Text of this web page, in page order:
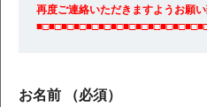
再度ご連絡いただきますようお願い
お名前 （必須）